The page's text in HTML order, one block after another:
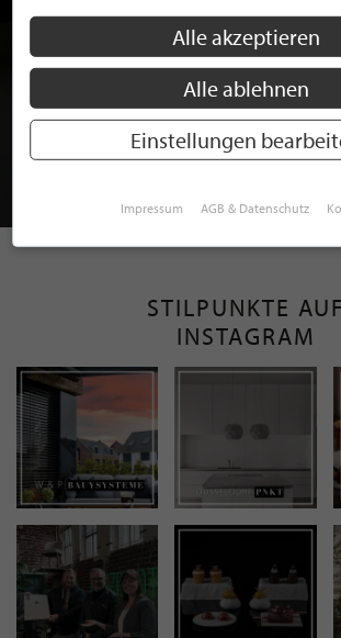
BEWERBEN SIE SICH FÜR EINE
MITGLIEDSCHAFT BEI
STILPUNKTE AUF
INSTAGRAM
Alle akzeptieren
Alle ablehnen
Einstellungen
Impressum AGB & Datenschutz